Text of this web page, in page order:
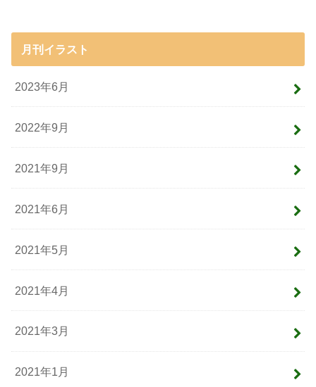
月刊イラスト
2023年6月
2022年9月
2021年9月
2021年6月
2021年5月
2021年4月
2021年3月
2021年1月